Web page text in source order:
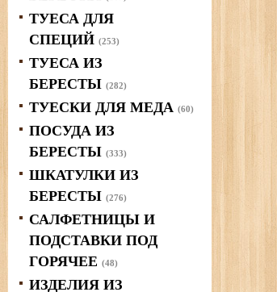
ТУЕСА ДЛЯ
СПЕЦИЙ (253)
ТУЕСА ИЗ
БЕРЕСТЫ (282)
ТУЕСКИ ДЛЯ МЕДА (60)
ПОСУДА ИЗ
БЕРЕСТЫ (333)
ШКАТУЛКИ ИЗ
БЕРЕСТЫ (276)
САЛФЕТНИЦЫ И
ПОДСТАВКИ ПОД
ГОРЯЧЕЕ (48)
ИЗДЕЛИЯ ИЗ